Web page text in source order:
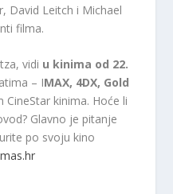
David Leitch i Michael
filma.
vidi u kinima od 22.
– IMAX, 4DX, Gold
CineStar kinima. Hoće li
Glavno je pitanje
po svoju kino